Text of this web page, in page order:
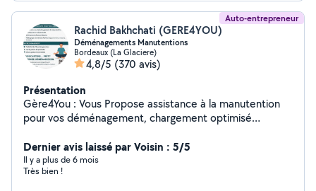
Auto-entrepreneur
Rachid Bakhchati (GERE4YOU)
Déménagements Manutentions
Bordeaux (La Glaciere)
4,8/5 (370 avis)
Présentation
Gère4You : Vous Propose assistance à la manutention
pour vos déménagement, chargement optimisé
et immédiat, Tarif Claire et juste Sans surprise
.**évacuation encombrants recyclage en déchetterie *
*Un service Nettoyage Avant vos états des lieux pour
Dernier avis laissé par Voisin : 5/5
Il y a plus de 6 mois
Très bien !